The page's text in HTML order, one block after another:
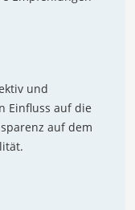
und
Einfluss auf die
auf dem